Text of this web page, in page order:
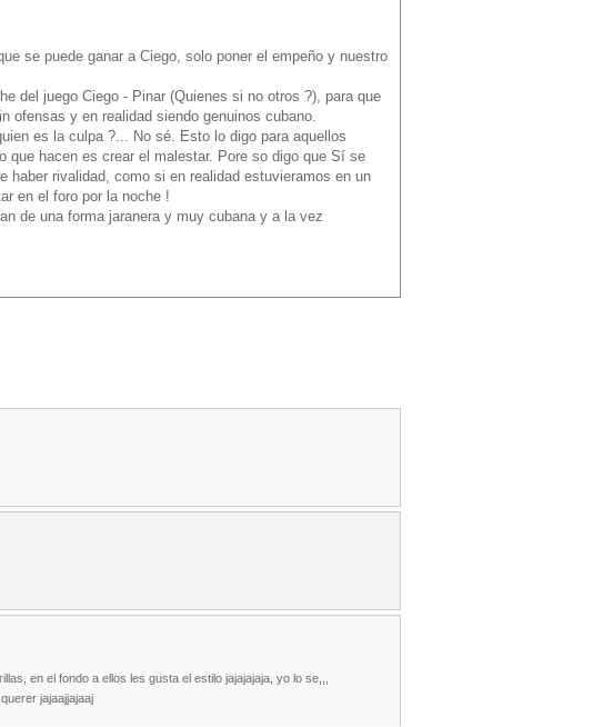
se puede ganar a Ciego, solo poner el empeño y nuestro
del juego Ciego - Pinar (Quienes si no otros ?), para que
ofensas y en realidad siendo genuinos cubano.
es la culpa ?... No sé. Esto lo digo para aquellos
que hacen es crear el malestar. Pore so digo que Sí se
haber rivalidad, como si en realidad estuvieramos en un
en el foro por la noche !
de una forma jaranera y muy cubana y a la vez
en el fondo a ellos les gusta el estilo jajajajaja, yo lo se,,,
jajaajjajaaj